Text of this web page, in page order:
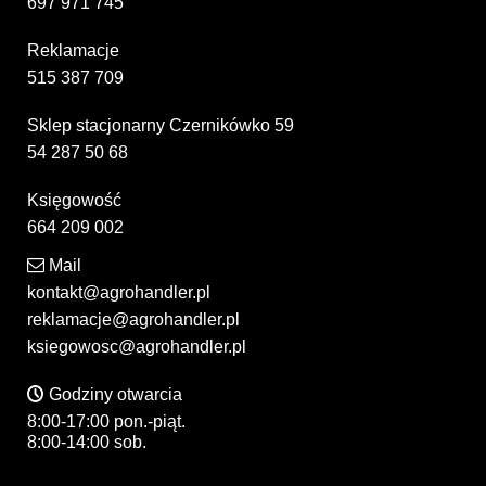
Reklamacje
515 387 709
Sklep stacjonarny Czernikówko 59
54 287 50 68
Księgowość
664 209 002
Mail
kontakt@agrohandler.pl
reklamacje@agrohandler.pl
ksiegowosc@agrohandler.pl
Godziny otwarcia
8:00-17:00 pon.-piąt.
8:00-14:00 sob.